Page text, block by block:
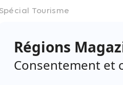
Spécial Tourisme